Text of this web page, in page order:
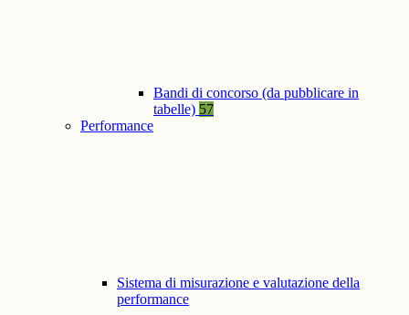
Bandi di concorso (da pubblicare in
tabelle) 57
Performance
Sistema di misurazione e valutazione della
performance